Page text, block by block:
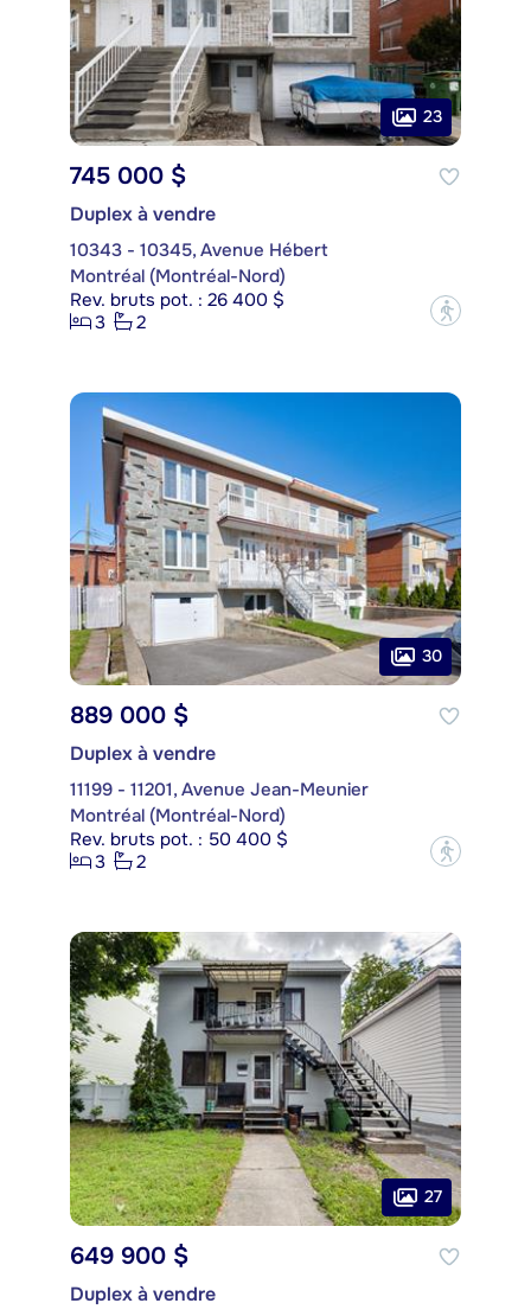
23
745 000 $
Duplex à vendre
10343 - 10345, Avenue Hébert
Montréal (Montréal-Nord)
Rev. bruts pot. : 26 400 $
3
2 ?
30
889 000 $
Duplex à vendre
11199 - 11201, Avenue Jean-Meunier
Montréal (Montréal-Nord)
Rev. bruts pot. : 50 400 $
3
2 ?
27
649 900 $
Duplex à vendre